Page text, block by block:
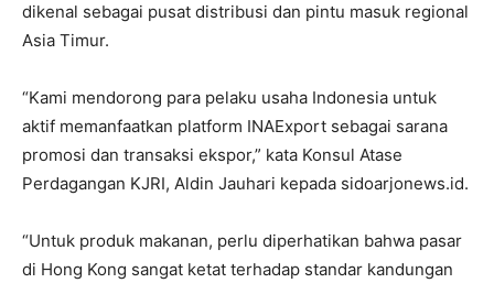
dikenal sebagai pusat distribusi dan pintu masuk regional
Asia Timur.
“Kami mendorong para pelaku usaha Indonesia untuk
aktif memanfaatkan platform INAExport sebagai sarana
promosi dan transaksi ekspor,” kata Konsul Atase
Perdagangan KJRI, Aldin Jauhari kepada sidoarjonews.id.
“Untuk produk makanan, perlu diperhatikan bahwa pasar
di Hong Kong sangat ketat terhadap standar kandungan